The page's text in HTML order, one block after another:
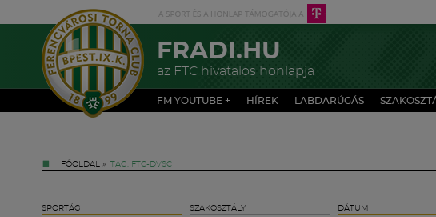
FRADI.HU
az FTC hivatalos honlapja
FM YOUTUBE + HÍREK LABDARÚGÁS
FŐOLDAL » TAG: FTC-DVSC
SPORTÁG SZAKOSZTÁLY DÁTUM